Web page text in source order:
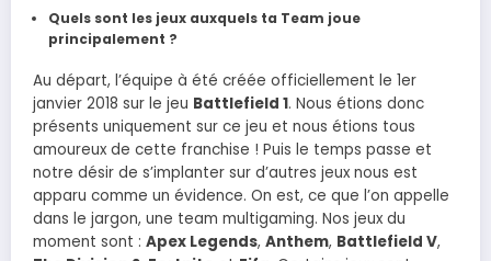
Quels sont les jeux auxquels ta Team joue
principalement ?
Au départ, l’équipe à été créée officiellement le 1er
janvier 2018 sur le jeu Battlefield 1. Nous étions donc
présents uniquement sur ce jeu et nous étions tous
amoureux de cette franchise ! Puis le temps passe et
notre désir de s’implanter sur d’autres jeux nous est
apparu comme un évidence. On est, ce que l’on appelle
dans le jargon, une team multigaming. Nos jeux du
moment sont : Apex Legends, Anthem, Battlefield V,